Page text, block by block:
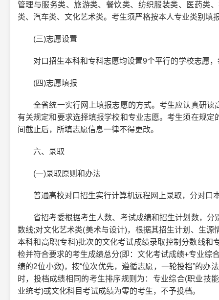
管理与服务类、旅游类、餐饮类、纺织服装类、医药类
类、汽车类、文化艺术类。考生须严格按本人专业类别填
(三)志愿设置
对口招生本科和专科志愿均设置9个平行的学校志愿，
(四)志愿填报
全省统一实行网上填报志愿的方式。考生应认真研读
有关规定和要求选择填报学校和专业志愿。考生须在规
间截止后，所填志愿信息一律不得更改。
六、录取
(一)录取原则和办法
普通高校对口招生实行计算机远程网上录取，分对口
省招考委根据考生人数、考试成绩和招生计划数，分
数线;对文化艺术类(美术与设计)，根据其招生计划、生
本科和高职(专科)批次的文化考试成绩录取控制分数线
检并符合要求的考生成绩总分(即：文化考试成绩+专业综
绩的2位小数)，按“位次优先，遵循志愿，一轮投档”的办
时，投档成绩相同的考生排序规则为：专业综合(职业技
业统考)或文化科目考试成绩为零的考生，不予投档。